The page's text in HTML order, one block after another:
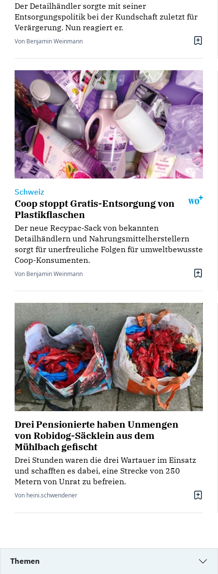
Der Detailhändler sorgte mit seiner
Entsorgungspolitik bei der Kundschaft zuletzt für
Verärgerung. Nun reagiert er.
Von Benjamin Weinmann
Schweiz
Coop stoppt Gratis-Entsorgung von
Plastikflaschen
Der neue Recypac-Sack von bekannten
Detailhändlern und Nahrungsmittelherstellern
sorgt für unerfreuliche Folgen für umweltbewusste
Coop-Konsumenten.
Von Benjamin Weinmann
Drei Pensionierte haben Unmengen
von Robidog-Säcklein aus dem
Mühlbach gefischt
Drei Stunden waren die drei Wartauer im Einsatz
und schafften es dabei, eine Strecke von 250
Metern von Unrat zu befreien.
Von heini.schwendener
Themen